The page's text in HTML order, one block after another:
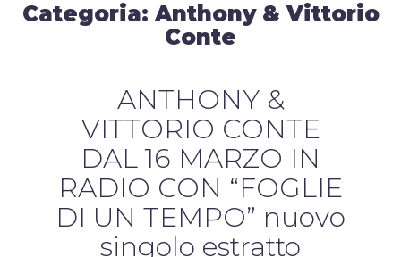
Categoria:Anthony & Vittorio
Conte
ANTHONY &
VITTORIO CONTE
DAL 16 MARZO IN
RADIO CON “FOGLIE
DI UN TEMPO” nuovo
singolo estratto